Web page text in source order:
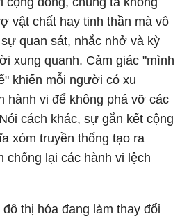
vật chất hay tinh thần mà vô
quan sát, nhắc nhở và kỳ
xung quanh. Cảm giác "mình
khiến mỗi người có xu
hành vi để không phá vỡ các
cách khác, sự gắn kết cộng
xóm truyền thống tạo ra
chống lại các hành vi lệch
thị hóa đang làm thay đổi